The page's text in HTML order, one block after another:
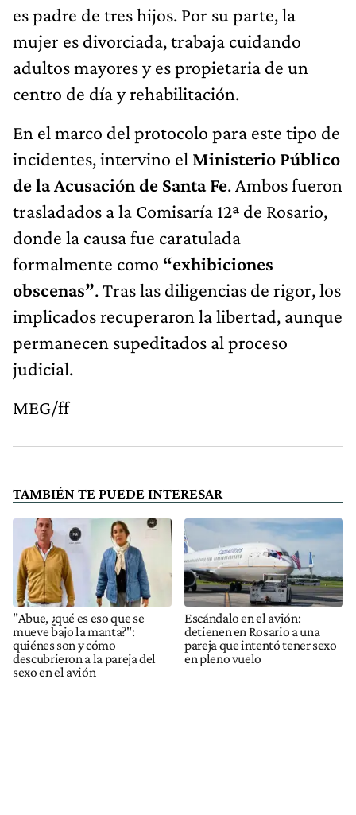
es padre de tres hijos. Por su parte, la
mujer es divorciada, trabaja cuidando
adultos mayores y es propietaria de un
centro de día y rehabilitación.
En el marco del protocolo para este tipo de
incidentes, intervino el Ministerio Público
de la Acusación de Santa Fe. Ambos fueron
trasladados a la Comisaría 12ª de Rosario,
donde la causa fue caratulada
formalmente como “exhibiciones
obscenas”. Tras las diligencias de rigor, los
implicados recuperaron la libertad, aunque
permanecen supeditados al proceso
judicial.
MEG/ff
TAMBIÉN TE PUEDE INTERESAR
"Abue, ¿qué es eso que se
mueve bajo la manta?":
quiénes son y cómo
descubrieron a la pareja del
sexo en el avión
Escándalo en el avión:
detienen en Rosario a una
pareja que intentó tener sexo
en pleno vuelo